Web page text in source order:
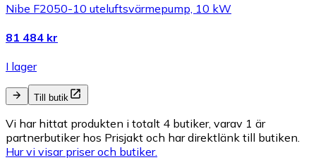
Nibe F2050-10 uteluftsvärmepump, 10 kW
81 484 kr
I lager
Till butik
Vi har hittat produkten i totalt 4 butiker, varav 1 är
partnerbutiker hos Prisjakt och har direktlänk till butiken.
Hur vi visar priser och butiker.